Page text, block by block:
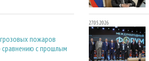
пожаров
сравнению с прошлым
27.05.2026